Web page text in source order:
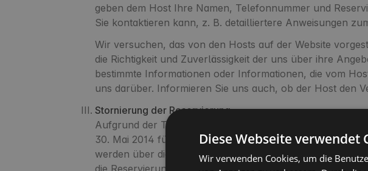
geben dem Host Ihre Namen, Telefonnummer und
Sie kontaktieren kann, z. B. detailliertere Anweisungen
Wir versuchen, das von den Hosts auf der Website
die Richtigkeit und Zuverlässigkeit der uns über ihre
bestimmte Informationen oder Informationen, die vom
uns darüber. Informieren Sie uns auch, ob der Host den
Stornierung der Reservierung
Aufgrund der Tatsache, dass die von den Gastgebern
30. Mai 2014 für Verbraucherrechte ausgeschlossen
werden über die Vorbehaltsbedingungen informiert,
die Reservierung durch die Hostgebühr berechnet
Diese Webseite verwendet
Wir verwenden Cookies, um die